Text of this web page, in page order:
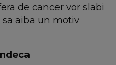
de cancer vor slabi
aiba un motiv